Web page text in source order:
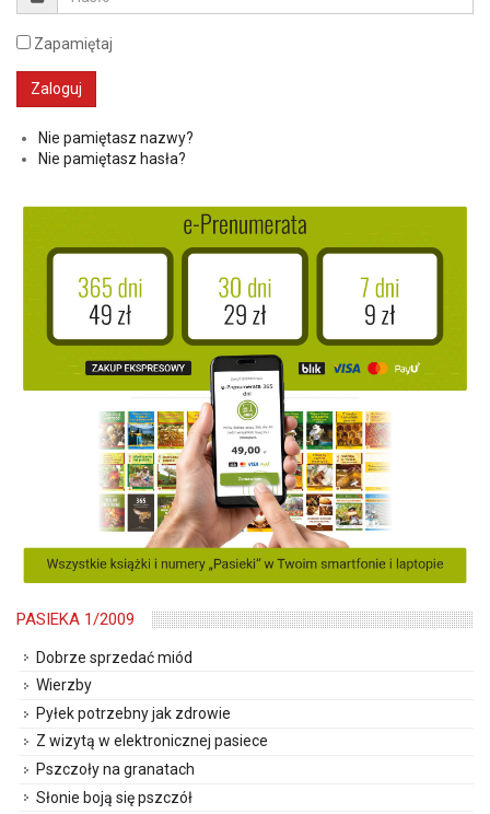
Zapamiętaj
Nie pamiętasz nazwy?
Nie pamiętasz hasła?
PASIEKA 1/2009
Dobrze sprzedać miód
Wierzby
Pyłek potrzebny jak zdrowie
Z wizytą w elektronicznej pasiece
Pszczoły na granatach
Słonie boją się pszczół